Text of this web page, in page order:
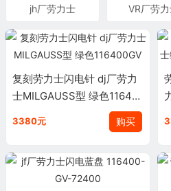
jh厂劳力士 VR厂劳
复刻劳力士闪电针 dj厂劳力
士MILGAUSS型 绿色11640
3380元 购买